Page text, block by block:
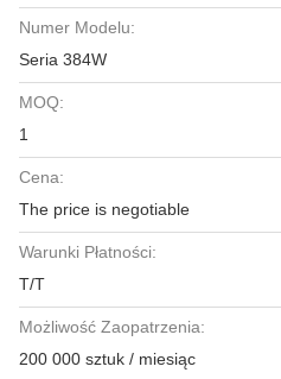
Numer Modelu:
Seria 384W
MOQ:
1
Cena:
The price is negotiable
Warunki Płatności:
T/T
Możliwość Zaopatrzenia:
200 000 sztuk / miesiąc